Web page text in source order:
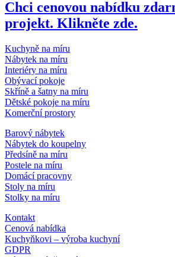
Chci cenovou nabídku
projekt. Klikněte zde.
Kuchyně na míru
Nábytek na míru
Interiéry na míru
Obývací pokoje
Skříně a šatny na míru
Dětské pokoje na míru
Komerční prostory
Barový nábytek
Nábytek do koupelny
Předsíně na míru
Postele na míru
Domácí pracovny
Stoly na míru
Stolky na míru
Kontakt
Cenová nabídka
Kuchyňkovi – výroba kuchyní
GDPR